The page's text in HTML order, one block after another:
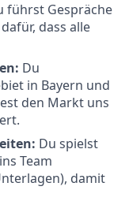
führst Gespräche
dass alle
Du
in Bayern und
den Markt uns
Du spielst
Team
damit